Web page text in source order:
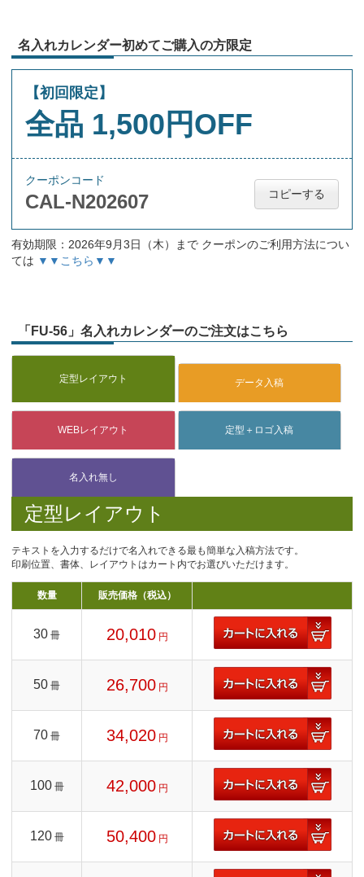
名入れカレンダー初めてご購入の方限定
【初回限定】
全品 1,500円OFF
クーポンコード
CAL-N202607 コピーする
有効期限：2026年9月3日（木）まで クーポンのご利用方法につい
ては ▼▼こちら▼▼
「FU-56」名入れカレンダーのご注文はこちら
定型レイアウト
テキストを入力するだけで名入れできる最も簡単な入稿方法です。
印刷位置、書体、レイアウトはカート内でお選びいただけます。
数量 販売価格（税込）
30 冊 20,010 円
50 冊 26,700 円
70 冊 34,020 円
100 冊 42,000 円
120 冊 50,400 円